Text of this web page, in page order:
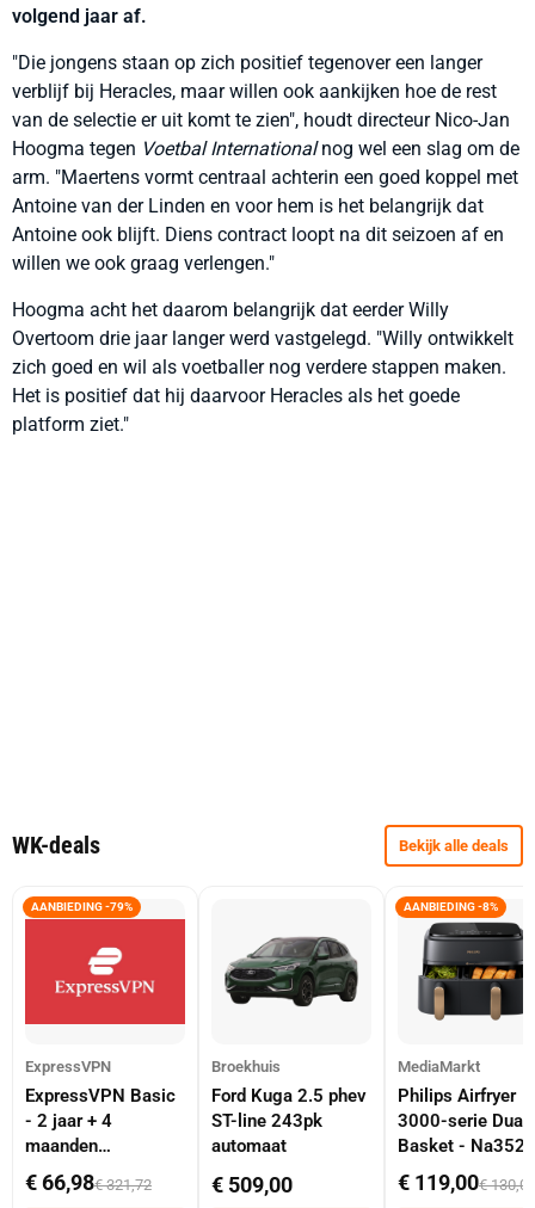
volgend jaar af.
"Die jongens staan op zich positief tegenover een langer
verblijf bij Heracles, maar willen ook aankijken hoe de rest
van de selectie er uit komt te zien", houdt directeur Nico-Jan
Hoogma tegen Voetbal Internationalnog wel een slag om de
arm. "Maertens vormt centraal achterin een goed koppel met
Antoine van der Linden en voor hem is het belangrijk dat
Antoine ook blijft. Diens contract loopt na dit seizoen af en
willen we ook graag verlengen."
Hoogma acht het daarom belangrijk dat eerder Willy
Overtoom drie jaar langer werd vastgelegd. "Willy ontwikkelt
zich goed en wil als voetballer nog verdere stappen maken.
Het is positief dat hij daarvoor Heracles als het goede
platform ziet."
WK-deals Bekijk alle deals
AANBIEDING -79%
ExpressVPN
ExpressVPN Basic
- 2 jaar + 4
maanden
abonnement
€ 66,98€ 321,72
Broekhuis
Ford Kuga 2.5 phev
ST-line 243pk
automaat
€ 509,00
AANBIEDING -8%
MediaMarkt
Philips Airfryer
3000-serie Dual
Basket -
Dubbele Mand 9
Tot 6 Personen
€ 119,00€ 130,00